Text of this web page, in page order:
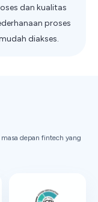
dan kualitas
proses
diakses.
depan fintech yang